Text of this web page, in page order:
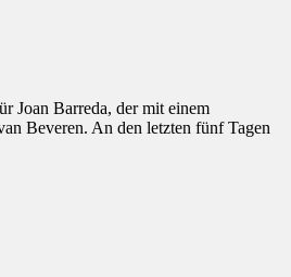
Joan Barreda, der mit einem
Beveren. An den letzten fünf Tagen